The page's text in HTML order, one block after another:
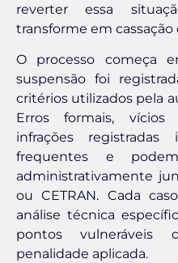
reverter essa
transforme em cassação
O processo começa
suspensão foi
critérios utilizados pela
Erros formais, vícios
infrações registradas
frequentes e
administrativamente
ou CETRAN. Cada
análise técnica
pontos
penalidade aplicada.